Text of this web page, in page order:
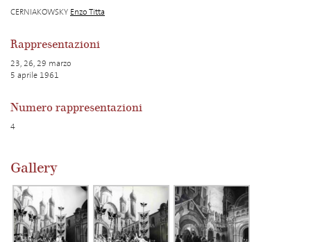
CERNIAKOWSKY Enzo Titta
Rappresentazioni
23, 26, 29 marzo
5 aprile 1961
Numero rappresentazioni
4
Gallery